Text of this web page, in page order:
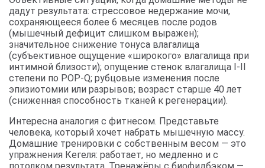
дадут результата: стрессовое недержание мочи,
сохраняющееся более 6 месяцев после родов
(мышечный дефицит слишком выражен);
значительное снижение тонуса влагалища
(субъективное ощущение «широкого» влагалища при
интимной близости); опущение стенок влагалища I-II
степени по POP-Q; рубцовые изменения после
эпизиотомии или разрывов; возраст старше 40 лет
(сниженная способность тканей к регенерации).
Интересна аналогия с фитнесом. Представьте
человека, который хочет набрать мышечную массу.
Домашние тренировки с собственным весом — это
упражнения Кегеля: работает, но медленно и с